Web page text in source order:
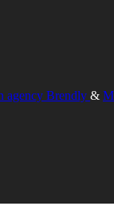
agency Brendly &